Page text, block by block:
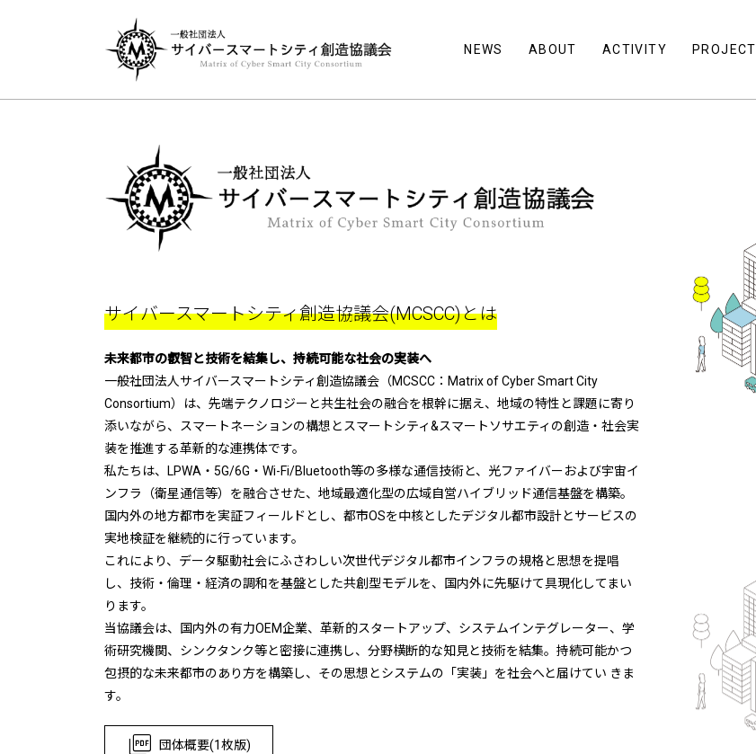
NEWS ABOUT ACTIVITY PROJECT
サイバースマートシティ創造協議会(MCSCC)とは
未来都市の叡智と技術を結集し、持続可能な社会の実装へ
一般社団法人サイバースマートシティ創造協議会（MCSCC：Matrix of Cyber Smart City
Consortium）は、先端テクノロジーと共生社会の融合を根幹に据え、地域の特性と課題に寄り
添いながら、スマートネーションの構想とスマートシティ&スマートソサエティの創造・社会実
装を推進する革新的な連携体です。
私たちは、LPWA・5G/6G・Wi-Fi/Bluetooth等の多様な通信技術と、光ファイバーおよび宇宙イ
ンフラ（衛星通信等）を融合させた、地域最適化型の広域自営ハイブリッド通信基盤を構築。
国内外の地方都市を実証フィールドとし、都市OSを中核としたデジタル都市設計とサービスの
実地検証を継続的に行っています。
これにより、データ駆動社会にふさわしい次世代デジタル都市インフラの規格と思想を提唱
し、技術・倫理・経済の調和を基盤とした共創型モデルを、国内外に先駆けて具現化してまい
ります。
当協議会は、国内外の有力OEM企業、革新的スタートアップ、システムインテグレーター、学
術研究機関、シンクタンク等と密接に連携し、分野横断的な知見と技術を結集。持続可能かつ
包摂的な未来都市のあり方を構築し、その思想とシステムの「実装」を社会へと届けてい きま
す。
団体概要(1枚版)